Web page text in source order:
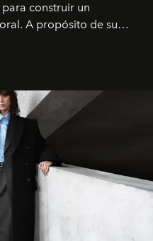
construir un
A propósito de su
la firma neoyorquina y
global de la marca